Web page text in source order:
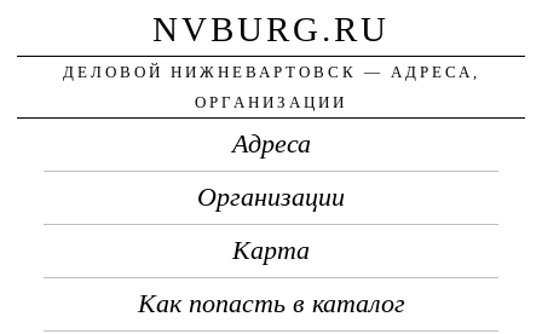
NVBURG.RU
ДЕЛОВОЙ НИЖНЕВАРТОВСК — АДРЕСА,
ОРГАНИЗАЦИИ
Адреса
Организации
Карта
Как попасть в каталог